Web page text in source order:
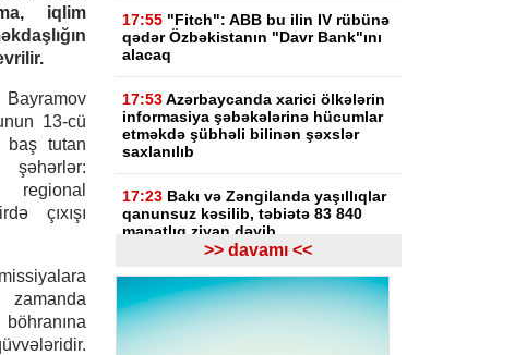
iqlim
13-cü
baş tutan
şəhərlər:
çıxışı
17:55 "Fitch": ABB bu ilin IV rübünə
qədər Özbəkistanın "Davr Bank"ını
alacaq
17:53 Azərbaycanda xarici ölkələrin
informasiya şəbəkələrinə hücumlar
etməkdə şübhəli bilinən şəxslər
saxlanılıb
17:23 Bakı və Zəngilanda yaşıllıqlar
qanunsuz kəsilib, təbiətə 83 840
manatlıq ziyan dəyib
17:09 Bakıda estetik əməliyyatdan
sonra pasiyentin ölüm faktı üzrə
araşdırma başlayıb
>> davamı <<